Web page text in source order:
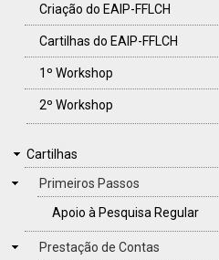
Criação do EAIP-FFLCH
Cartilhas do EAIP-FFLCH
1º Workshop
2º Workshop
CARTILHAS
Cartilhas
Primeiros Passos
Apoio à Pesquisa Regular
Prestação de Contas